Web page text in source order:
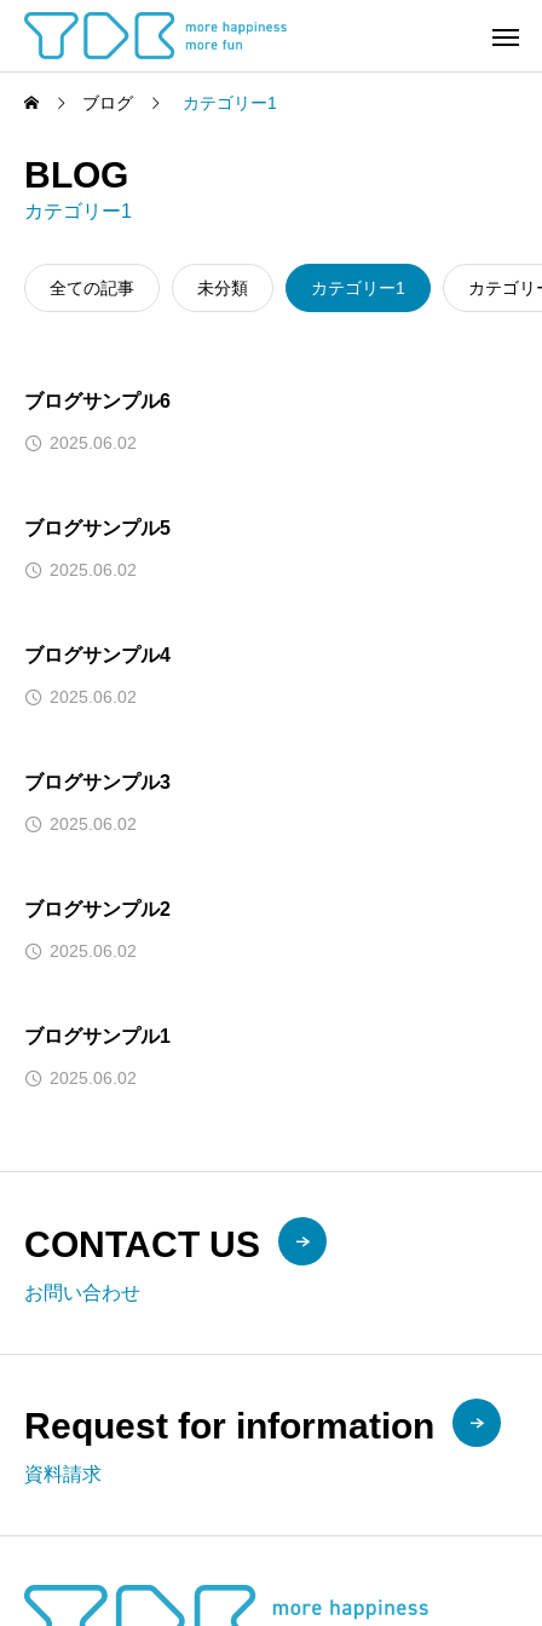
ブログ カテゴリー1
BLOG
カテゴリー1
全ての記事 未分類 カテゴリー1 カテゴリ
ブログサンプル6
2025.06.02
ブログサンプル5
2025.06.02
ブログサンプル4
2025.06.02
ブログサンプル3
2025.06.02
ブログサンプル2
2025.06.02
ブログサンプル1
2025.06.02
CONTACT US
お問い合わせ
Request for information
資料請求